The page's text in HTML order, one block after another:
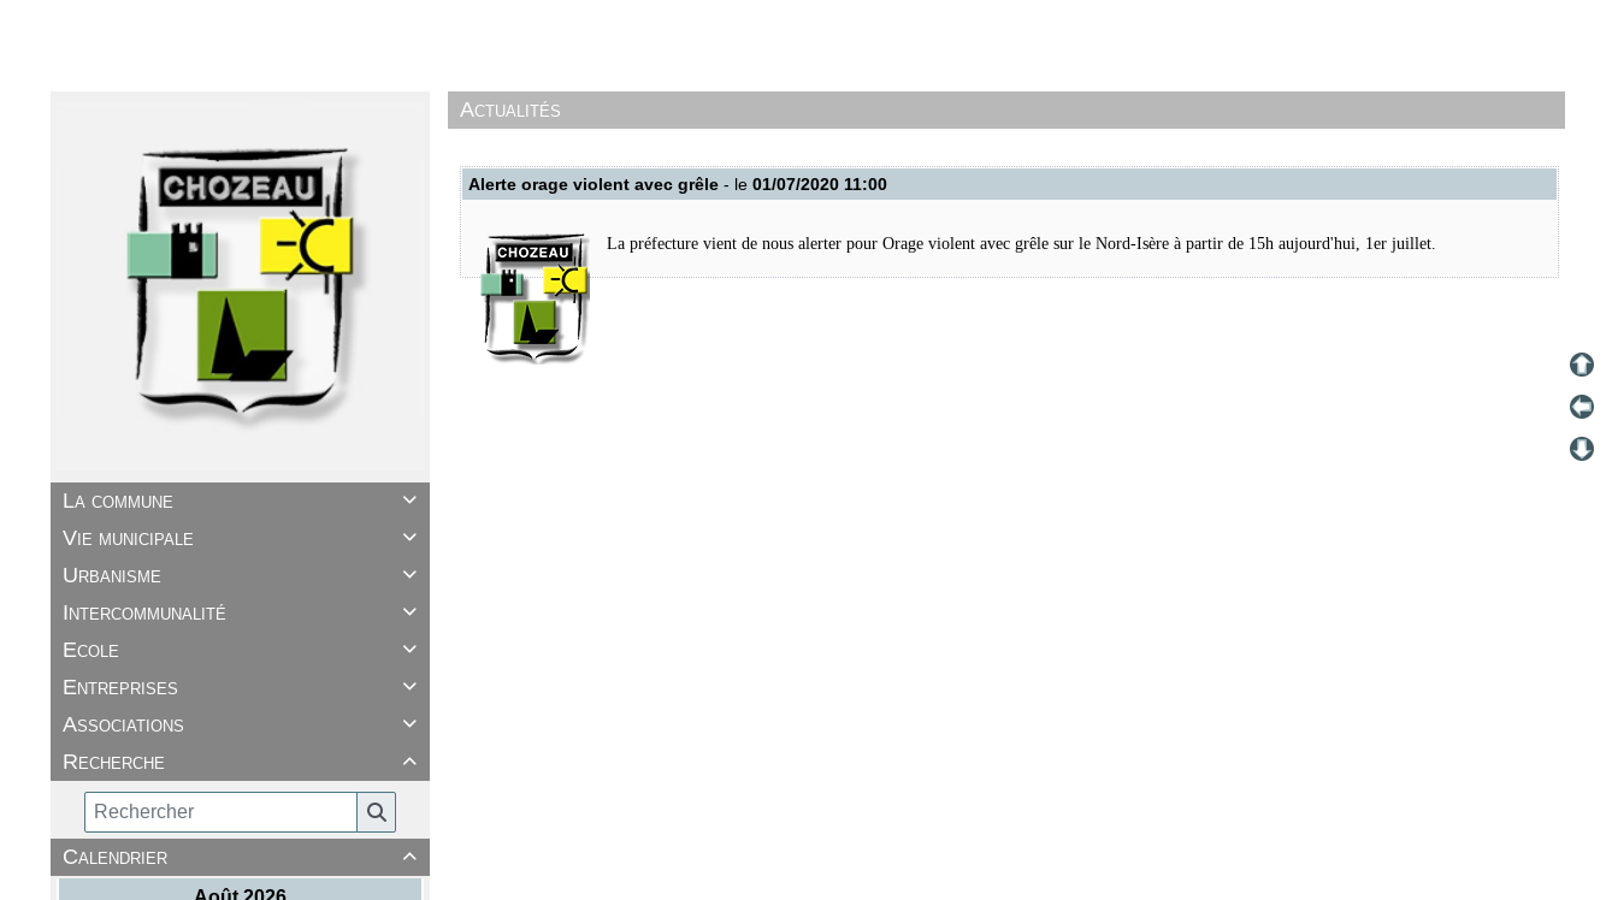

La commune

Vie municipale

Urbanisme

Intercommunalité

Ecole

Entreprises

Associations

Recherche

Calendrier
Actualités
Alerte orage violent avec grêle - le 01/07/2020 11:00
La préfecture vient de nous alerter pour Orage violent avec grêle sur le Nord-Isère à partir de 15h aujourd'hui, 1er juillet.